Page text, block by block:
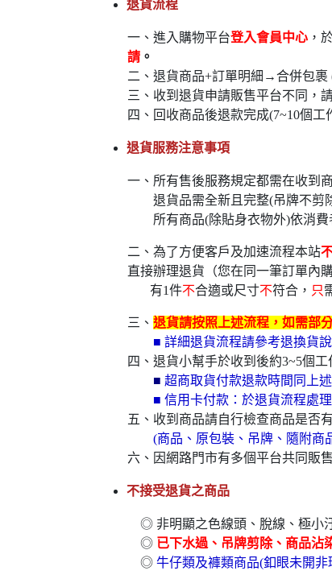
退貨流程
一、進入購物平台登入會員中心 ，
請 。
二、退貨商品+訂單明細→合併包裹
三、收到退貨申請販售平台不同，
四、回收商品後退款完成(7~10個
退貨服務注意事項
一、所有售後服務規定都需在收到
退貨品需全新且完整(吊牌不剪除
所有商品(除貼身衣物外)依消費
二、為了方便客戶及加速流程本站
直接辦理退貨（您在同一筆訂單內
有1件不合適或尺寸不符合， 只
三、 退貨請按照上述流程，如需部
■ 詳細退貨流程請參考退換貨
四、退貨小幫手於收到後約3~5個
■ 超商取貨付款退款時間同上述
■ 信用卡付款：於退貨流程處
五、收到商品請自行檢查商品是否
(商品、原包裝、吊牌、隨附商
六、因網路門市有多個平台共同販售
不接受退貨之商品
◎ 非明顯之色線頭、脫線、極小
◎ 已下水過、吊牌剪除、商品沾
◎ 牛仔類及褲類商品(釦眼未開